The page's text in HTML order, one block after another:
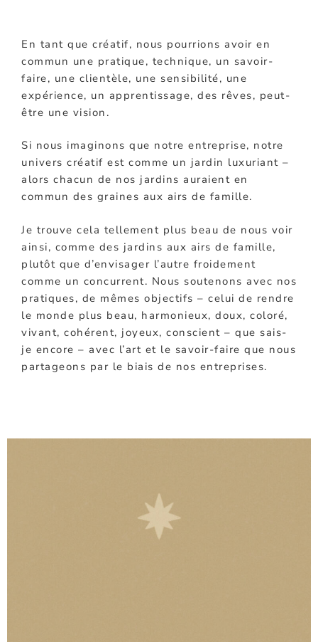
En tant que créatif, nous pourrions avoir en
commun une pratique, technique, un savoir-
faire, une clientèle, une sensibilité, une
expérience, un apprentissage, des rêves, peut-
être une vision.
Si nous imaginons que notre entreprise, notre
univers créatif est comme un jardin luxuriant –
alors chacun de nos jardins auraient en
commun des graines aux airs de famille.
Je trouve cela tellement plus beau de nous voir
ainsi, comme des jardins aux airs de famille,
plutôt que d’envisager l’autre froidement
comme un concurrent. Nous soutenons avec nos
pratiques, de mêmes objectifs – celui de rendre
le monde plus beau, harmonieux, doux, coloré,
vivant, cohérent, joyeux, conscient – que sais-
je encore – avec l’art et le savoir-faire que nous
partageons par le biais de nos entreprises.